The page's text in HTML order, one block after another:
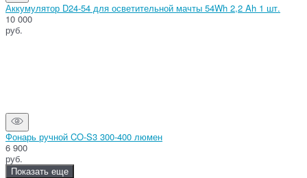
Аккумулятор D24-54 для осветительной мачты 54Wh 2,2 Ah 1 шт.
10 000
руб.
Фонарь ручной CO-S3 300-400 люмен
6 900
руб.
Показать еще